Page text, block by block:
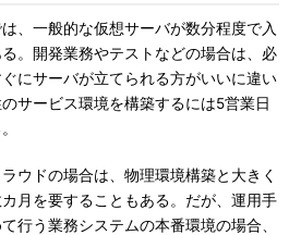
、一般的な仮想サーバが数分程度で入
。開発業務やテストなどの場合は、必
にサーバが立てられる方がいいに違い
サービス環境を構築するには5営業日
ウドの場合は、物理環境構築と大きく
月を要することもある。だが、運用手
行う業務システムの本番環境の場合、